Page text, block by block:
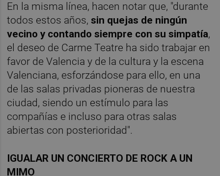
En la misma línea, hacen notar que, "durante
todos estos años, sin quejas de ningún
vecino y contando siempre con su simpatía,
el deseo de Carme Teatre ha sido trabajar en
favor de Valencia y de la cultura y la escena
Valenciana, esforzándose para ello, en una
de las salas privadas pioneras de nuestra
ciudad, siendo un estímulo para las
compañías e incluso para otras salas
abiertas con posterioridad".
IGUALAR UN CONCIERTO DE ROCK A UN
MIMO